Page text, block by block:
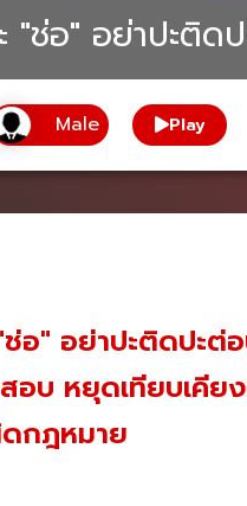
ช่อ" อย่าปะติด
Play
อ" อย่าปะติดปะต่
อบ หยุดเทียบเคีย
ดกฎหมาย